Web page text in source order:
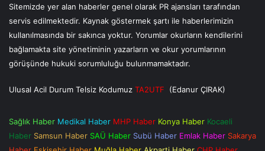
Sitemizde yer alan haberler genel olarak PR ajansları tarafından
servis edilmektedir. Kaynak göstermek şartı ile haberlerimizin
kullanılmasında bir sakınca yoktur. Yorumlar okurların kendilerini
bağlamakta site yönetiminin yazarların ve okur yorumlarının
görüşünde hukuki sorumluluğu bulunmamaktadır.
Ulusal Acil Durum Telsiz Kodumuz TA2UTF (Edanur ÇIRAK)
Sağlık Haber Medikal Haber MHP Haber Konya Haber Kocaeli
Haber Samsun Haber SAÜ Haber Subü Haber Emlak Haber Sakarya